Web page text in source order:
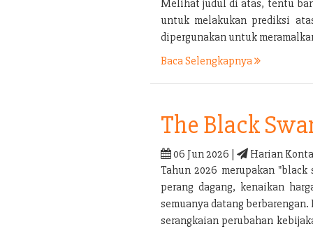
Melihat judul di atas, tentu
untuk melakukan prediksi
dipergunakan untuk
Baca Selengkapnya
The Black
06 Jun 2026 |
Harian
Tahun 2026 merupakan
perang dagang, kenaikan
semuanya datang
serangkaian perubahan